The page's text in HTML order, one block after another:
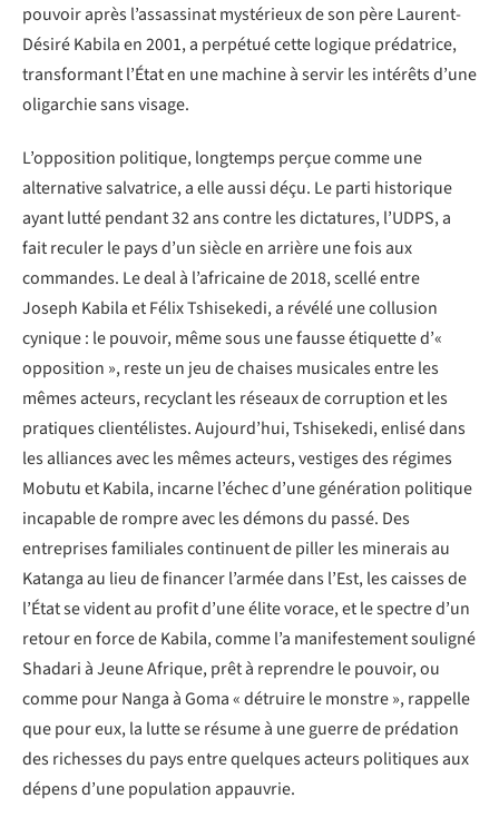
pouvoir après l’assassinat mystérieux de son père Laurent-
Désiré Kabila en 2001, a perpétué cette logique prédatrice,
transformant l’État en une machine à servir les intérêts d’une
oligarchie sans visage.
L’opposition politique, longtemps perçue comme une
alternative salvatrice, a elle aussi déçu. Le parti historique
ayant lutté pendant 32 ans contre les dictatures, l’UDPS, a
fait reculer le pays d’un siècle en arrière une fois aux
commandes. Le deal à l’africaine de 2018, scellé entre
Joseph Kabila et Félix Tshisekedi, a révélé une collusion
cynique : le pouvoir, même sous une fausse étiquette d’«
opposition », reste un jeu de chaises musicales entre les
mêmes acteurs, recyclant les réseaux de corruption et les
pratiques clientélistes. Aujourd’hui, Tshisekedi, enlisé dans
les alliances avec les mêmes acteurs, vestiges des régimes
Mobutu et Kabila, incarne l’échec d’une génération politique
incapable de rompre avec les démons du passé. Des
entreprises familiales continuent de piller les minerais au
Katanga au lieu de financer l’armée dans l’Est, les caisses de
l’État se vident au profit d’une élite vorace, et le spectre d’un
retour en force de Kabila, comme l’a manifestement souligné
Shadari à Jeune Afrique, prêt à reprendre le pouvoir, ou
comme pour Nanga à Goma « détruire le monstre », rappelle
que pour eux, la lutte se résume à une guerre de prédation
des richesses du pays entre quelques acteurs politiques aux
dépens d’une population appauvrie.